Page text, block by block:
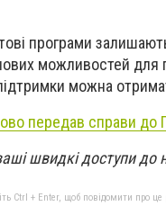
програми
можливостей
можна
передав справи до
швидкі доступи до
Ctrl + Enter, щоб повідомити про це